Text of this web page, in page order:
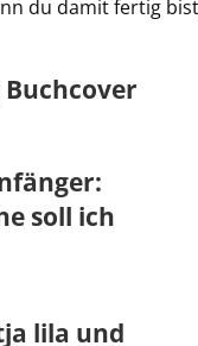
du damit fertig
soll ich